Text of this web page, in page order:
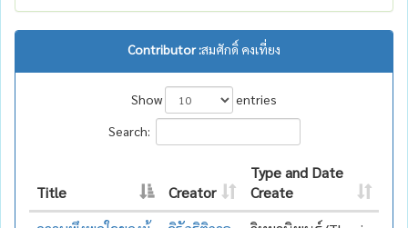
Contributor :สมศักดิ์ คงเที่ยง
Show
entries
Search:
Title Creator
Type and Date
Create